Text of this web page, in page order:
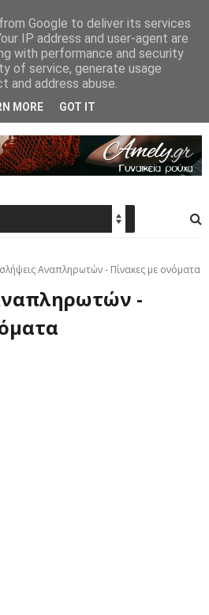
Αναπληρωτών - Πίνακες με ονόματα
-
Google to deliver its services
IP address and user-agent are
with performance and security
of service, generate usage
address abuse.
MORE GOT IT